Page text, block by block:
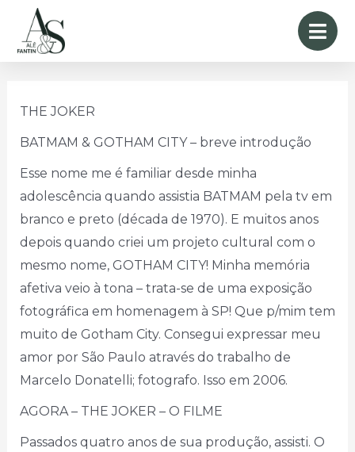
THE JOKER
BATMAM & GOTHAM CITY – breve introdução
Esse nome me é familiar desde minha
adolescência quando assistia BATMAM pela tv em
branco e preto (década de 1970). E muitos anos
depois quando criei um projeto cultural com o
mesmo nome, GOTHAM CITY! Minha memória
afetiva veio à tona – trata-se de uma exposição
fotográfica em homenagem à SP! Que p/mim tem
muito de Gotham City. Consegui expressar meu
amor por São Paulo através do trabalho de
Marcelo Donatelli; fotografo. Isso em 2006.
AGORA – THE JOKER – O FILME
Passados quatro anos de sua produção, assisti. O